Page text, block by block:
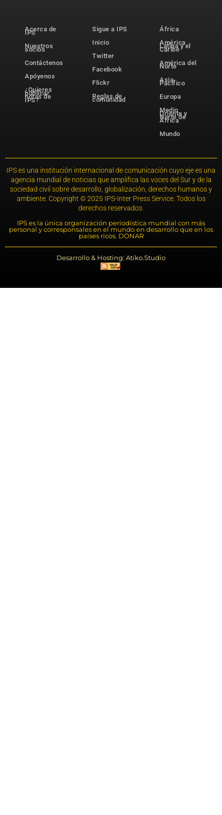
Acerca de
IPS
Nuestros
socios
Contáctenos
Apóyenos
¿Quieres
publicar
notas de
IPS?
Sigue a IPS
Inicio
Twitter
Facebook
Flickr
Reglas de
comunidad
África
América
Latina y el
Caribe
América del
Norte
Asia-
Pacífico
Europa
Medio
Oriente y
Norte de
África
Mundo
IPS es una institución internacional de comunicación cuyo eje es una
agencia mundial de noticias que amplifica las voces del Sur y de la
sociedad civil sobre desarrollo, globalización, derechos humanos y
ambiente. Copyright © 2025 IPS-Inter Press Service. Todos los
derechos reservados.
IPS es la única organización periodística mundial con más
personal y corresponsales en el mundo en desarrollo que en los
países ricos. DONAR
Desarrollo & Hosting: Atiko.Studio